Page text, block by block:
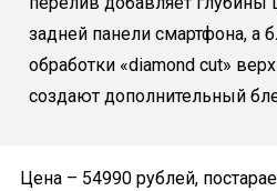
задней панели смартфона, а
обработки «diamond cut»
создают дополнительный
Цена – 54990 рублей,